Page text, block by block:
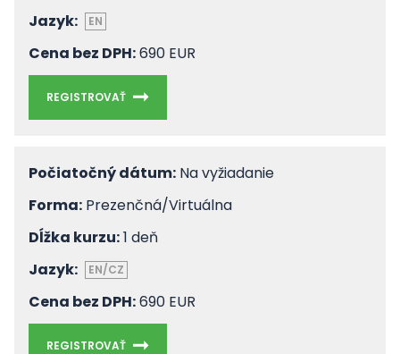
Jazyk:
EN
Cena bez DPH:690 EUR
REGISTROVAŤ
Počiatočný dátum: Na vyžiadanie
Forma: Prezenčná/Virtuálna
Dĺžka kurzu:1 deň
Jazyk:
EN/CZ
Cena bez DPH:690 EUR
REGISTROVAŤ